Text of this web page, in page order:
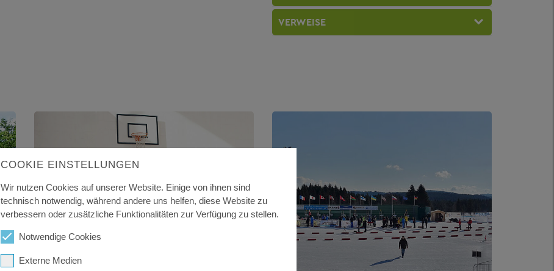
VERWEISE
COOKIE EINSTELLUNGEN
Wir nutzen Cookies auf unserer Website. Einige von ihnen sind
technisch notwendig, während andere uns helfen, diese Website zu
verbessern oder zusätzliche Funktionalitäten zur Verfügung zu stellen.
Notwendige Cookies
Externe Medien